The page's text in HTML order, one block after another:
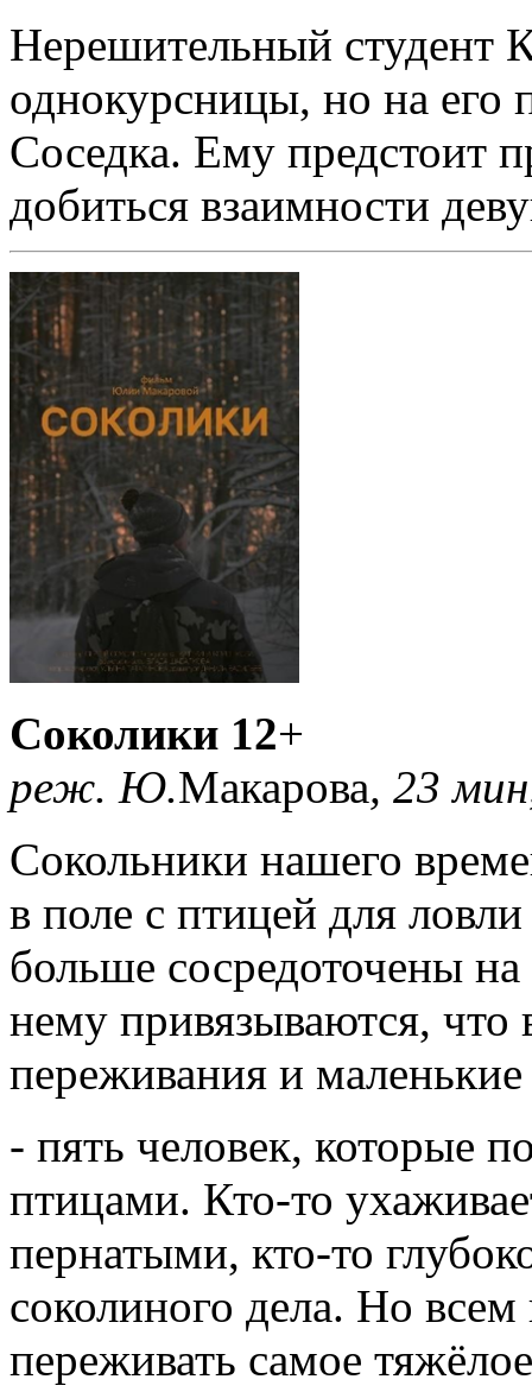
Нерешительный студент
однокурсницы, но на его
Соседка. Ему предстоит
добиться взаимности
Соколики 12+
реж. Ю.Макарова, 23
Сокольники нашего
в поле с птицей для
больше сосредоточены
нему привязываются, что
переживания и
- пять человек, которые
птицами. Кто-то
пернатыми, кто-то
соколиного дела. Но
переживать самое